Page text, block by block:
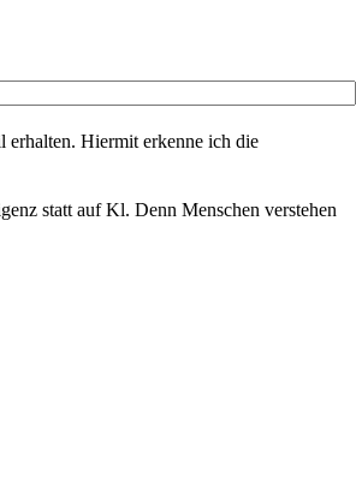
erhalten. Hiermit erkenne ich die
statt auf Kl. Denn Menschen verstehen